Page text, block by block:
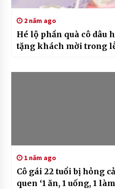
2 năm ago
Hé lộ phần quà cô dâu
tặng khách mời trong
1 năm ago
Cô gái 22 tuổi bị hỏng
quen ‘1 ăn, 1 uống, 1